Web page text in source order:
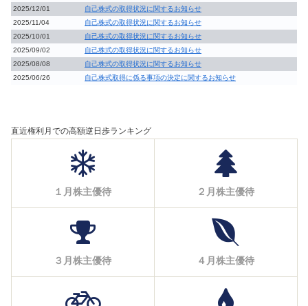
2025/12/01
自己株式の取得状況に関するお知らせ
2025/11/04
自己株式の取得状況に関するお知らせ
2025/10/01
自己株式の取得状況に関するお知らせ
2025/09/02
自己株式の取得状況に関するお知らせ
2025/08/08
自己株式の取得状況に関するお知らせ
2025/06/26
自己株式取得に係る事項の決定に関するお知らせ
直近権利月での高額逆日歩ランキング
１月株主優待 ２月株主優待
３月株主優待 ４月株主優待